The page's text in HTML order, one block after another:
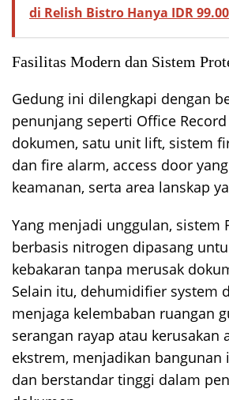
di Relish Bistro Hanya IDR
Fasilitas Modern dan Sistem
Gedung ini dilengkapi dengan
penunjang seperti Office
dokumen, satu unit lift, sistem
dan fire alarm, access door
keamanan, serta area lanskap
Yang menjadi unggulan, sistem
berbasis nitrogen dipasang
kebakaran tanpa merusak
Selain itu, dehumidifier system
menjaga kelembaban ruangan
serangan rayap atau kerusakan
ekstrem, menjadikan bangunan
dan berstandar tinggi dalam